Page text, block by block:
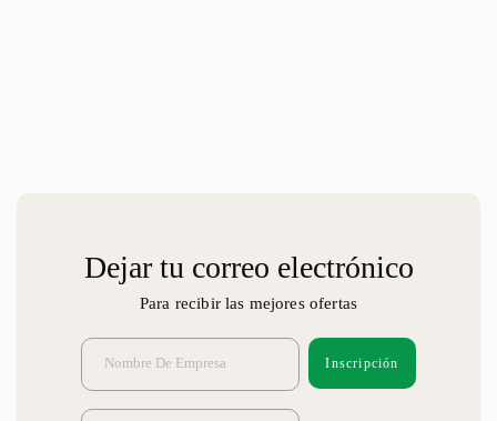
Dejar tu correo electrónico
Para recibir las mejores ofertas